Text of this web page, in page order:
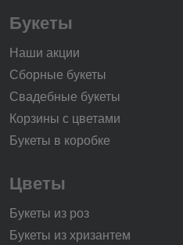
Букеты
Наши акции
Сборные букеты
Свадебные букеты
Корзины с цветами
Букеты в коробке
Цветы
Букеты из роз
Букеты из хризантем